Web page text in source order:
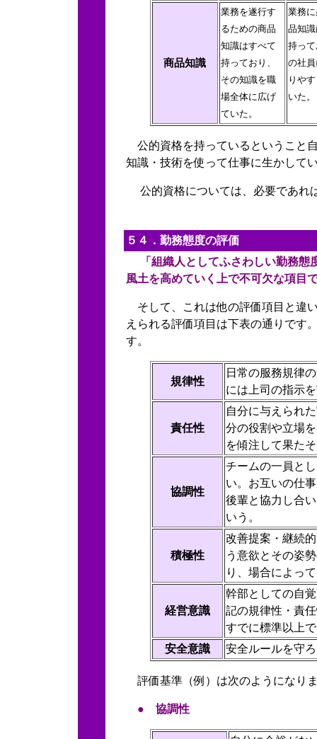
商品知識
業務を遂行す
るための商品
知識はすべて
持っており、
その知識を職
場全体に広げ
ていた。
業務
品知
持っ
の社
りや
いた。
公的資格を持っているということ
知識・技術を使って仕事に生かして
公的資格については、必要であれ
５４．勤務態度の評価
「組織人としてふさわしい勤務態
風土を高めていく上で不可欠な項目
そして、これは他の評価項目と違
えられる評価項目は下表の通りです
す。
規律性
日常の服務規律
には上司の指示
責任性
自分に与えられ
分の役割や立場
を傾注して果た
協調性
チームの一員と
い。お互いの仕
後輩と協力し合
いう。
積極性
改善提案・継続
う意欲とその姿
り、場合によっ
経営意識
幹部としての自
記の規律性・責
すでに標準以上
安全意識
安全ルールを守
評価基準（例）は次のようになり
● 協調性